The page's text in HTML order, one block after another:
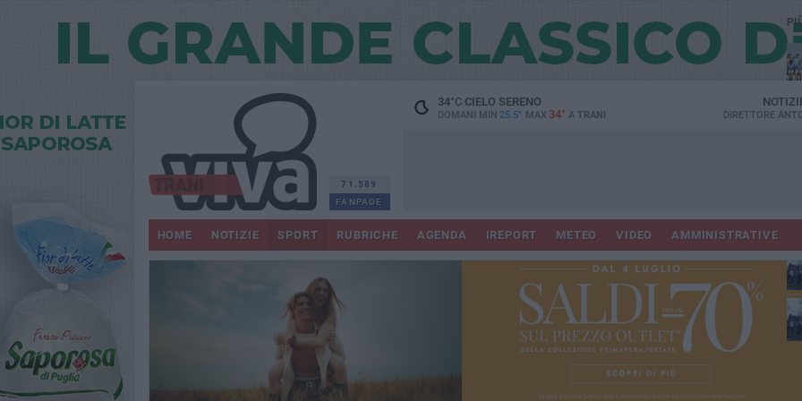
71.589
FANPAGE
34°CCIELO SERENO
DOMANI MIN 25.5° MAX 34° A TRANI DIRETTORE
HOME NOTIZIE SPORT RUBRICHE AGENDA IREPORT METEO VIDEO AMMINISTRATIVE